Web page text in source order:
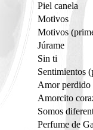
Piel canela
Motivos
Motivos
Júrame
Sin ti
Sentimientos
Amor perdido
Amorcito
Somos
Perfume de